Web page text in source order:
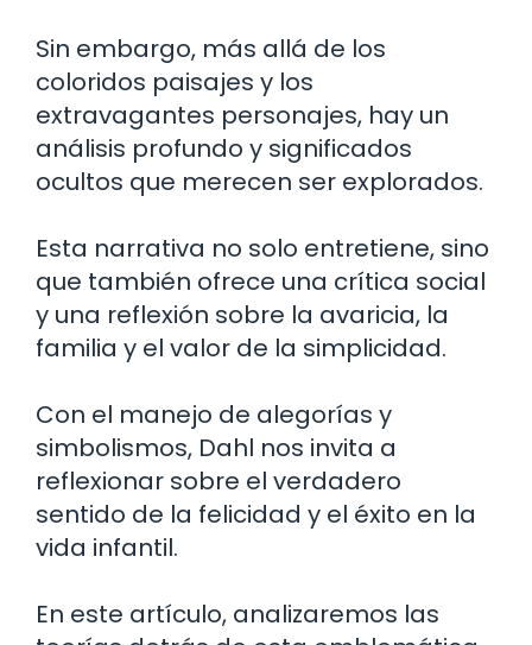
Sin embargo, más allá de los
coloridos paisajes y los
extravagantes personajes, hay un
análisis profundo y significados
ocultos que merecen ser explorados.
Esta narrativa no solo entretiene, sino
que también ofrece una crítica social
y una reflexión sobre la avaricia, la
familia y el valor de la simplicidad.
Con el manejo de alegorías y
simbolismos, Dahl nos invita a
reflexionar sobre el verdadero
sentido de la felicidad y el éxito en la
vida infantil.
En este artículo, analizaremos las